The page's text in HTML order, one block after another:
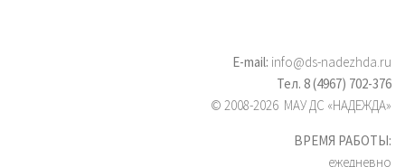
E-mail: info@ds-nadezhda.ru
Тел. 8 (4967) 702-376
© 2008-2026 МАУ ДС «НАДЕЖДА»
ВРЕМЯ РАБОТЫ:
ежедневно